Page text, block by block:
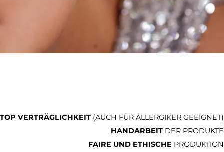
TOP VERTRÄGLICHKEIT (AUCH FÜR ALLERGIKER GEEIGNET)
HANDARBEIT DER PRODUKTE
FAIRE UND ETHISCHE PRODUKTION